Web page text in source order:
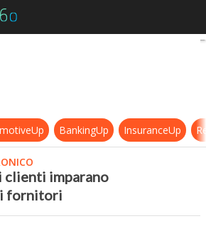
La scuola in cui i clienti imparano
BankingUp InsuranceUp
clienti imparano
fornitori